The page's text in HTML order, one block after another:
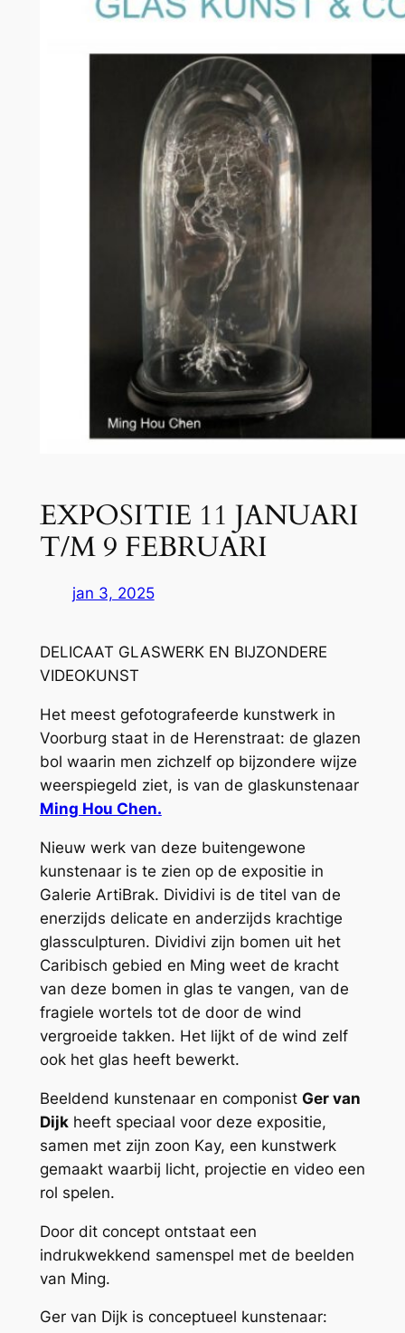
EXPOSITIE 11 JANUARI
T/M 9 FEBRUARI
jan 3, 2025
DELICAAT GLASWERK EN BIJZONDERE
VIDEOKUNST
Het meest gefotografeerde kunstwerk in
Voorburg staat in de Herenstraat: de glazen
bol waarin men zichzelf op bijzondere wijze
weerspiegeld ziet, is van de glaskunstenaar
Ming Hou Chen.
Nieuw werk van deze buitengewone
kunstenaar is te zien op de expositie in
Galerie ArtiBrak. Dividivi is de titel van de
enerzijds delicate en anderzijds krachtige
glassculpturen. Dividivi zijn bomen uit het
Caribisch gebied en Ming weet de kracht
van deze bomen in glas te vangen, van de
fragiele wortels tot de door de wind
vergroeide takken. Het lijkt of de wind zelf
ook het glas heeft bewerkt.
Beeldend kunstenaar en componist Ger van
Dijkheeft speciaal voor deze expositie,
samen met zijn zoon Kay, een kunstwerk
gemaakt waarbij licht, projectie en video een
rol spelen.
Door dit concept ontstaat een
indrukwekkend samenspel met de beelden
van Ming.
Ger van Dijk is conceptueel kunstenaar: